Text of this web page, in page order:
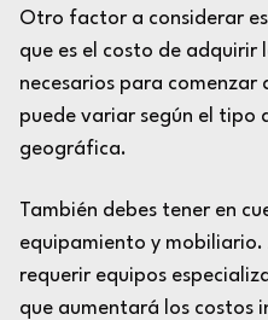
Otro factor a considerar
que es el costo de
necesarios para
puede variar según el tipo
geográfica.
También debes tener en
equipamiento y mobiliario.
requerir equipos
que aumentará los costos